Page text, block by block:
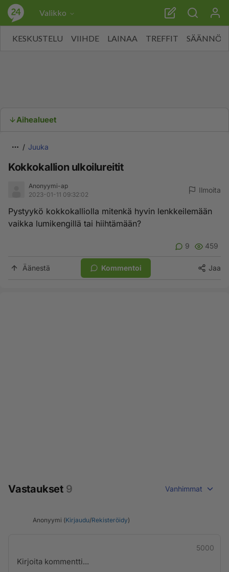
Valikko
KESKUSTELU VIIHDE LAINAA TREFFIT SÄÄNNÖT
Aihealueet
Juuka
Kokkokallion ulkoilureitit
Anonyymi-ap
2023-01-11 09:32:02
Ilmoita
Pystyykö kokkokalliolla mitenkä hyvin lenkkeilemään
vaikka lumikengillä tai hiihtämään?
9 459
Äänestä Kommentoi Jaa
Vastaukset 9 Vanhimmat
Anonyymi (Kirjaudu/Rekisteröidy)
5000